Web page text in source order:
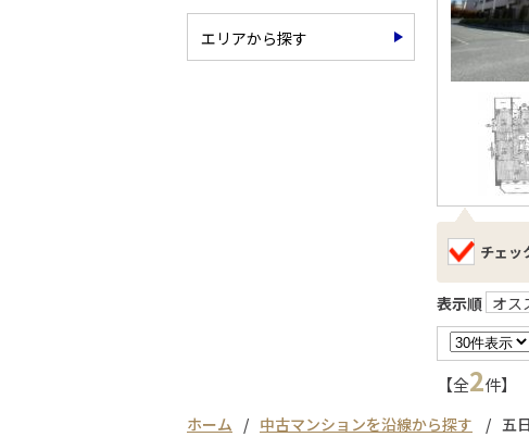
チェッ
表示順 オス
【全2件】
エリアから探す
ホーム 中古マンションを沿線から探す 五